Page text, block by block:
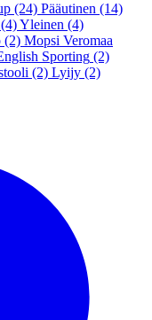
(24) Pääutinen (14)
(4)Yleinen (4)
(2) Mopsi Veromaa
Sporting (2)
(2) Lyijy (2)